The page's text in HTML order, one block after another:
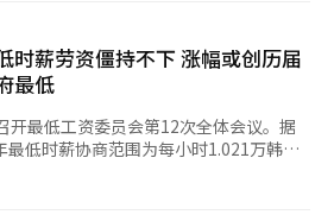
被视为民生经济回暖风向标的中小个体
最新统计数据
企业主首次突破百万人大关，其中零售
的个体工商户考虑在未来三年内停业。
“深知物价飞涨令民众生活苦不堪言，
山大。在此困难时期，希望从本月21日
振兴内需、为地方经济注入活力的契
常消费中稍微减轻负担，同时也恳请各
时薪劳资僵持不下 涨幅或创历届
最低
开最低工资委员会第12次全体会议。据
低时薪协商范围为每小时1.021万韩元
1.044万韩元，如果此协商范围保持不